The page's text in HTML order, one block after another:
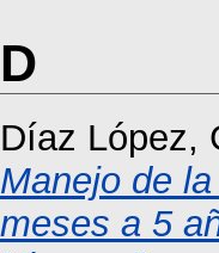
D
Díaz López,
Manejo de
meses a 5